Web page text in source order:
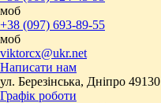
моб
+38 (097) 693-89-55
моб
viktorcx@ukr.net
Написати нам
ул. Березінська, Дніпро 49130
Графік роботи